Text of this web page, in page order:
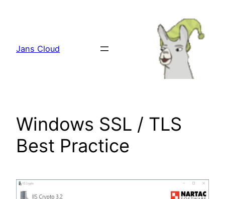
Jans Cloud
Windows SSL / TLS
Best Practice